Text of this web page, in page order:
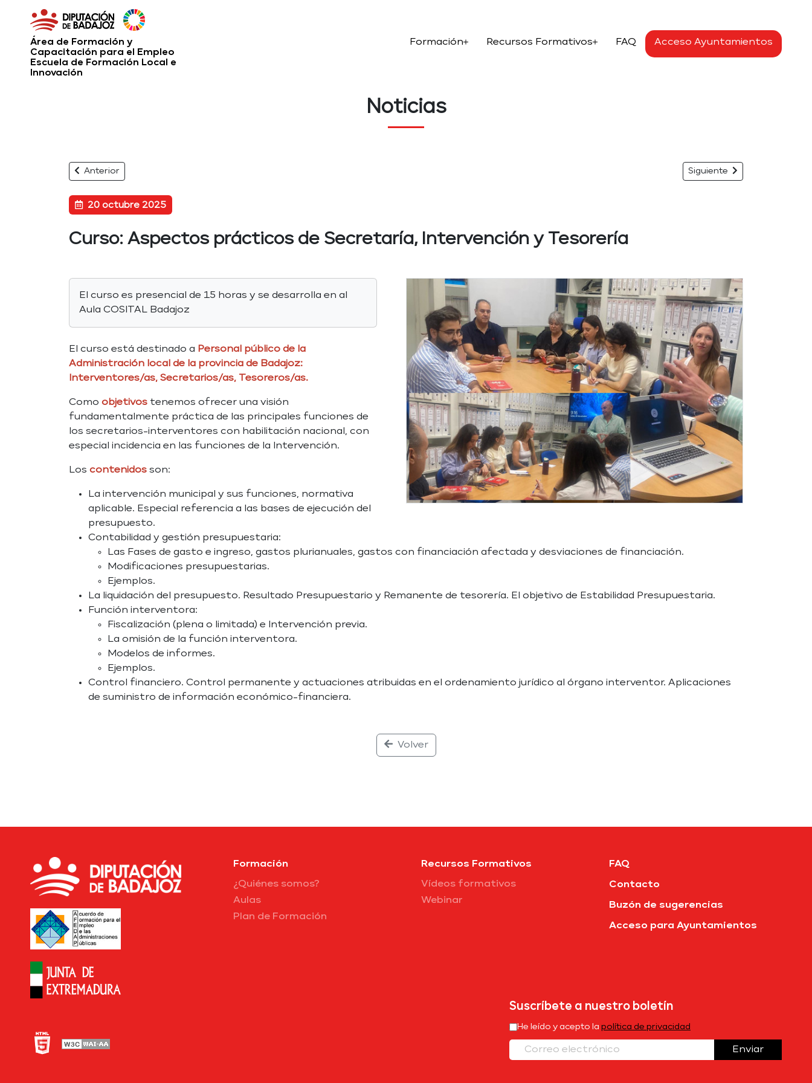
Área de Formación y
Capacitación para el Empleo
Escuela de Formación Local e
Innovación
Formación Recursos Formativos FAQ Acceso Ayuntamientos
Noticias
Anterior Siguiente
20 octubre 2025
Curso: Aspectos prácticos de Secretaría, Intervención y Tesorería
El curso es presencial de 15 horas y se desarrolla en al
Aula COSITAL Badajoz
El curso está destinado a Personal público de la
Administración local de la provincia de Badajoz:
Interventores/as, Secretarios/as, Tesoreros/as.
Como objetivos tenemos ofrecer una visión
fundamentalmente práctica de las principales funciones de
los secretarios-interventores con habilitación nacional, con
especial incidencia en las funciones de la Intervención.
Los contenidos son:
La intervención municipal y sus funciones, normativa
aplicable. Especial referencia a las bases de ejecución del
presupuesto.
Contabilidad y gestión presupuestaria:
Las Fases de gasto e ingreso, gastos plurianuales, gastos con financiación afectada y desviaciones de financiación.
Modificaciones presupuestarias.
Ejemplos.
La liquidación del presupuesto. Resultado Presupuestario y Remanente de tesorería. El objetivo de Estabilidad Presupuestaria.
Función interventora:
Fiscalización (plena o limitada) e Intervención previa.
La omisión de la función interventora.
Modelos de informes.
Ejemplos.
Control financiero. Control permanente y actuaciones atribuidas en el ordenamiento jurídico al órgano interventor. Aplicaciones
de suministro de información económico-financiera.
Volver
Formación
¿Quiénes somos?
Aulas
Plan de Formación
Recursos Formativos
Vídeos formativos
Webinar
FAQ
Contacto
Buzón de sugerencias
Acceso para Ayuntamientos
Suscríbete a nuestro boletín
He leído y acepto la política de privacidad
Enviar